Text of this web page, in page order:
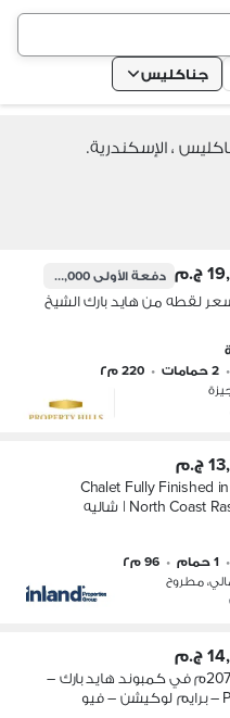
جناكليس
، الإسكندرية.
دفعة الأولى1,900,000 ج.م
لقطه من هايد بارك الشيخ
• 2 حمامات • 220 م٢
Chalet Fully Finished
North Coast Ras Al Hekma | شاليه
راس الحكمة
• 1 حمام • 96 م٢
مطروح
شقة للبيع 207م في كمبوند هايد بارك –
Park Corner – برايم لوكيشن – فيو